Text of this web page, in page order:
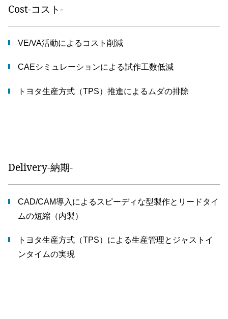
Cost-コスト-
VE/VA活動によるコスト削減
CAEシミュレーションによる試作工数低減
トヨタ生産方式（TPS）推進によるムダの排除
Delivery-納期-
CAD/CAM導入によるスピーディな型製作とリードタイ
ムの短縮（内製）
トヨタ生産方式（TPS）による生産管理とジャストイ
ンタイムの実現